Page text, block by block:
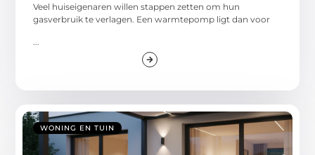
Veel huiseigenaren willen stappen zetten om hun
gasverbruik te verlagen. Een warmtepomp ligt dan voor
...
WONING EN TUIN